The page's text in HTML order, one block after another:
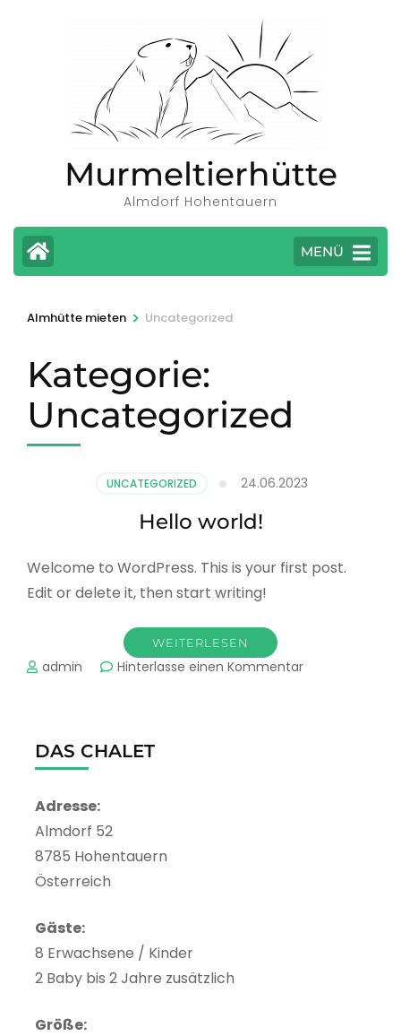
Murmeltierhütte
Almdorf Hohentauern
MENÜ
Almhütte mieten > Uncategorized
Kategorie:
Uncategorized
UNCATEGORIZED 24.06.2023
Hello world!
Welcome to WordPress. This is your first post.
Edit or delete it, then start writing!
WEITERLESEN
admin Hinterlasse einen Kommentarzu
DAS CHALET
Adresse:
Almdorf 52
8785 Hohentauern
Österreich
Gäste:
8 Erwachsene / Kinder
2 Baby bis 2 Jahre zusätzlich
Größe: